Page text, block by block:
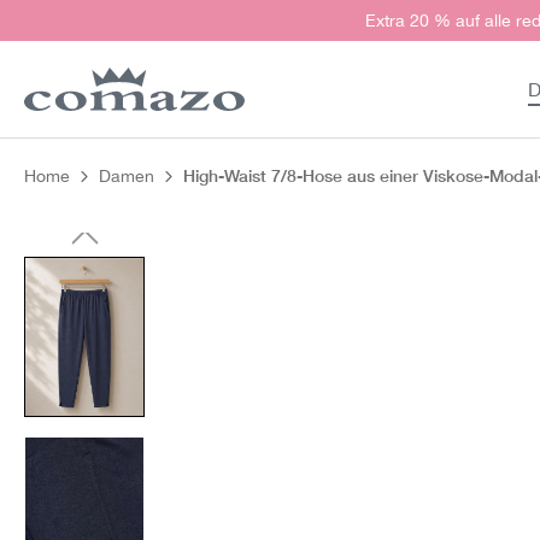
Zur Hauptnavigation springenExtra 20 % auf alle
Home Damen High-Waist 7/8-Hose aus einer Viskose-
Bildergalerie überspringen